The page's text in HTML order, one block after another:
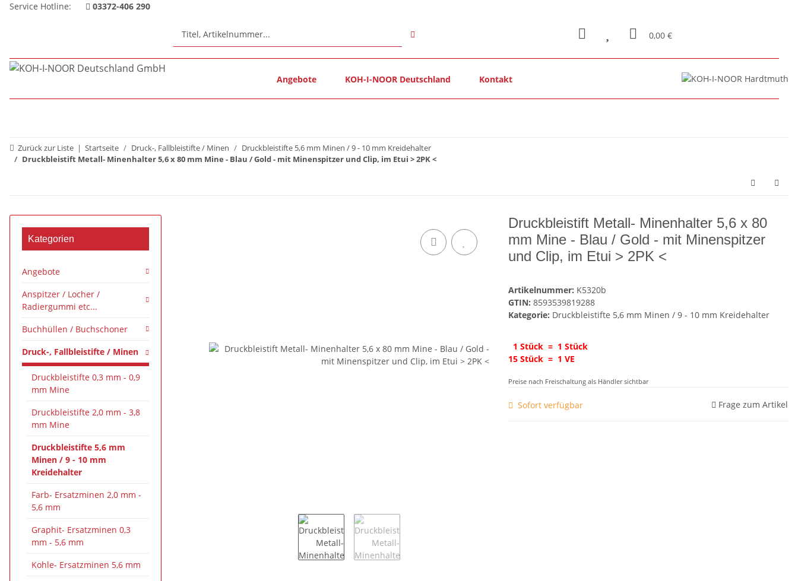
Service Hotline: 03372-406 290
0,00 €
Angebote KOH-I-NOOR Deutschland Kontakt
Zurück zur Liste Startseite Druck-, Fallbleistifte / Minen
Druckbleistifte 5,6 mm Minen / 9 - 10 mm Kreidehalter
Druckbleistift Metall- Minenhalter 5,6 x 80 mm Mine - Blau / Gold - mit Minenspitzer und Clip, im Etui > 2PK <
Druckbleistift Metall- Minenhalter 5,6 x 80
mm Mine - Blau / Gold - mit Minenspitzer
und Clip, im Etui > 2PK <
Artikelnummer: K5320b
GTIN: 8593539819288
Kategorie: Druckbleistifte 5,6 mm Minen / 9 - 10 mm Kreidehalter
1 Stück = 1 Stück
15 Stück = 1 VE
Preise nach Freischaltung als Händler sichtbar
Sofort verfügbar Frage zum Artikel
Kategorien
Angebote
Anspitzer / Locher /
Radiergummi etc...
Buchhüllen / Buchschoner
Druck-, Fallbleistifte / Minen
Druckbleistifte 0,3 mm - 0,9
mm Mine
Druckbleistifte 2,0 mm - 3,8
mm Mine
Druckbleistifte 5,6 mm
Minen / 9 - 10 mm
Kreidehalter
Farb- Ersatzminen 2,0 mm -
5,6 mm
Graphit- Ersatzminen 0,3
mm - 5,6 mm
Kohle- Ersatzminen 5,6 mm